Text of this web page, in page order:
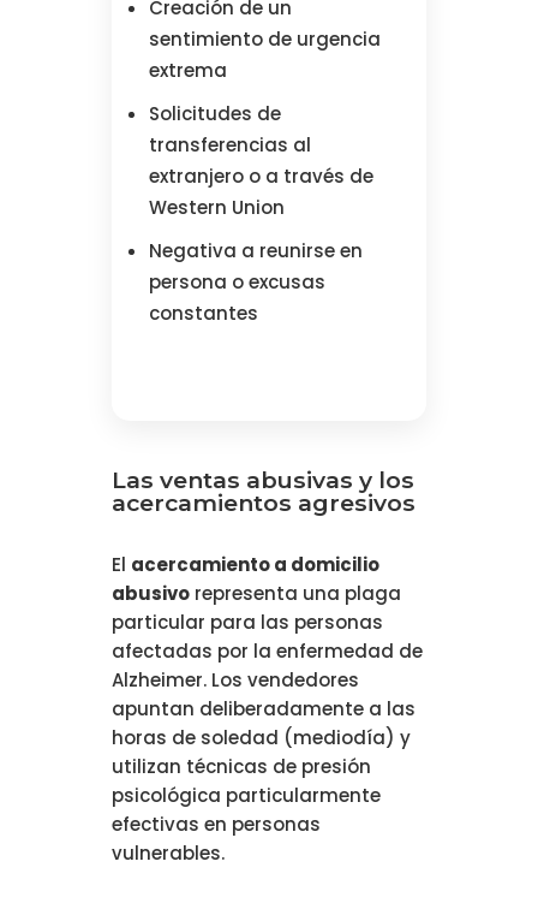
Creación de un
sentimiento de urgencia
extrema
Solicitudes de
transferencias al
extranjero o a través de
Western Union
Negativa a reunirse en
persona o excusas
constantes
Las ventas abusivas y los
acercamientos agresivos
El acercamiento a domicilio
abusivorepresenta una plaga
particular para las personas
afectadas por la enfermedad de
Alzheimer. Los vendedores
apuntan deliberadamente a las
horas de soledad (mediodía) y
utilizan técnicas de presión
psicológica particularmente
efectivas en personas
vulnerables.